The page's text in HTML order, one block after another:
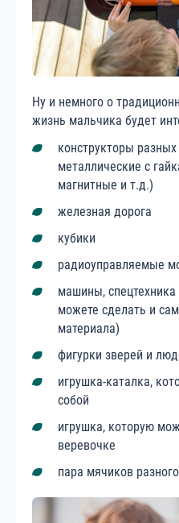
Ну и немного о
жизнь мальчика будет
конструкторы
металлические с
магнитные и т.д.)
железная дорога
кубики
радиоуправляемые
машины,
можете сделать и
материала)
фигурки зверей и
игрушка-каталка,
собой
игрушка, которую
веревочке
пара мячиков